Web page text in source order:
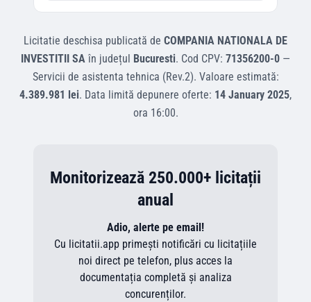
Licitatie deschisa publicată de COMPANIA NATIONALA DE
INVESTITII SA în județul Bucuresti. Cod CPV: 71356200-0 —
Servicii de asistenta tehnica (Rev.2). Valoare estimată:
4.389.981 lei. Data limită depunere oferte: 14 January 2025,
ora 16:00.
Monitorizează 250.000+ licitații
anual
Adio, alerte pe email!
Cu licitatii.app primești notificări cu licitațiile
noi direct pe telefon, plus acces la
documentația completă și analiza
concurenților.